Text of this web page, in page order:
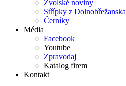
Zvolské noviny
Střípky z Dolnobřežanska
Černíky
Média
Facebook
Youtube
Zpravodaj
Katalog firem
Kontakt